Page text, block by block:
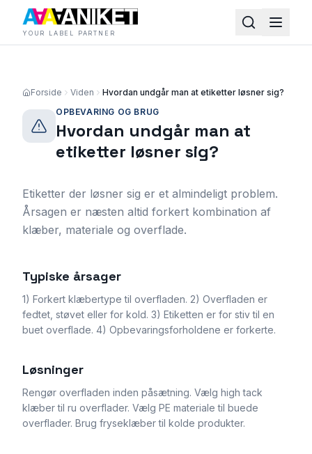
YOUR LABEL PARTNER
Forside Viden
Hvordan undgår man at etiketter løsner sig?
OPBEVARING OG BRUG
Hvordan undgår man at
etiketter løsner sig?
Etiketter der løsner sig er et almindeligt problem.
Årsagen er næsten altid forkert kombination af
klæber, materiale og overflade.
Typiske årsager
1) Forkert klæbertype til overfladen. 2) Overfladen er
fedtet, støvet eller for kold. 3) Etiketten er for stiv til en
buet overflade. 4) Opbevaringsforholdene er forkerte.
Løsninger
Rengør overfladen inden påsætning. Vælg high tack
klæber til ru overflader. Vælg PE materiale til buede
overflader. Brug fryseklæber til kolde produkter.